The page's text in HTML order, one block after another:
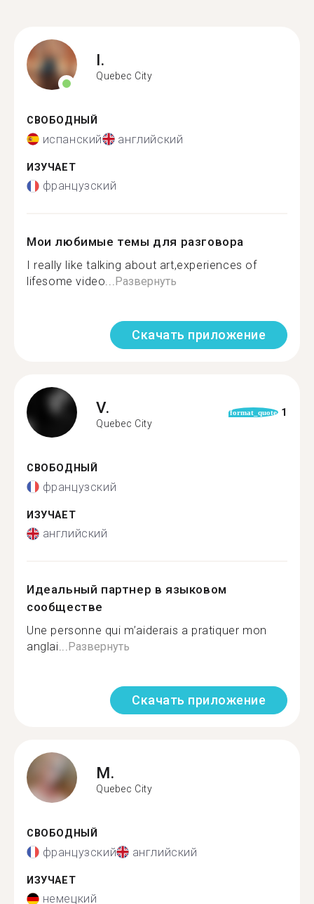
I.
Quebec City
СВОБОДНЫЙ
испанский английский
ИЗУЧАЕТ
французский
Мои любимые темы для разговора
I really like talking about art,experiences of
lifesome video...Развернуть
Скачать приложение
V.
Quebec City
format_quote 1
СВОБОДНЫЙ
французский
ИЗУЧАЕТ
английский
Идеальный партнер в языковом
сообществе
Une personne qui m’aiderais a pratiquer mon
anglai...Развернуть
Скачать приложение
M.
Quebec City
СВОБОДНЫЙ
французский английский
ИЗУЧАЕТ
немецкий